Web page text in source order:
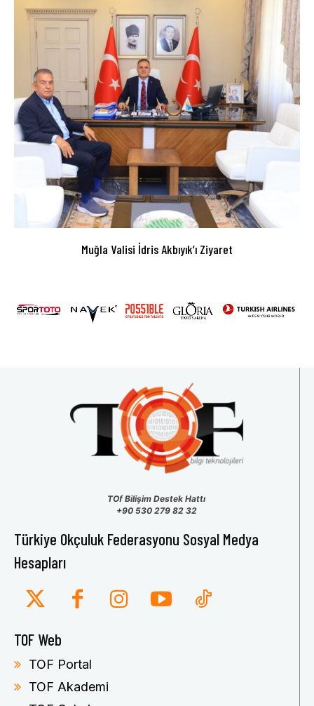
Muğla Valisi İdris Akbıyık’ı Ziyaret
TOf Bilişim Destek Hattı
+90 530 279 82 32
Türkiye Okçuluk Federasyonu Sosyal Medya
Hesapları
TOF Web
TOF Portal
TOF Akademi